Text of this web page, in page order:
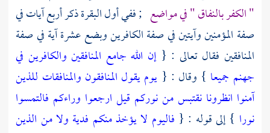
" الكفر بالنفاق " في مواضع ; ففي أول البقرة ذكر أربع آيات في
صفة المؤمنين وآيتين في صفة الكافرين وبضع عشرة آية في صفة
المنافقين فقال تعالى : {إن الله جامع المنافقين والكافرين في
جهنم جميعا } وقال : { يوم يقول المنافقون والمنافقات للذين
آمنوا انظرونا نقتبس من نوركم قيل ارجعوا وراءكم فالتمسوا
نورا } إلى قوله : { فاليوم لا يؤخذ منكم فدية ولا من الذين